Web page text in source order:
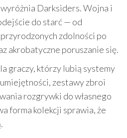
Darksiders. Wojna i
do starć — od
zdolności po
akrobatyczne poruszanie się.
graczy, którzy lubią systemy
zestawy zbroi
rozgrywki do własnego
forma kolekcji sprawia, że